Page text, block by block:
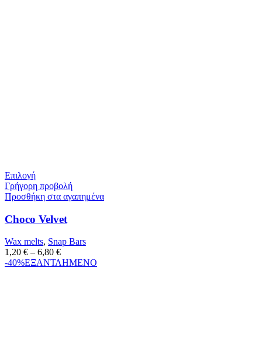
Επιλογή
Γρήγορη προβολή
Προσθήκη στα αγαπημένα
Choco Velvet
Wax melts, Snap Bars
1,20 € – 6,80 €
-40%ΕΞΑΝΤΛΗΜΕΝΟ